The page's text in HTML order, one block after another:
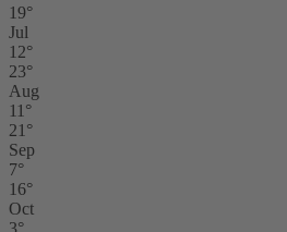
19°
Jul
12°
23°
Aug
11°
21°
Sep
7°
16°
Oct
3°